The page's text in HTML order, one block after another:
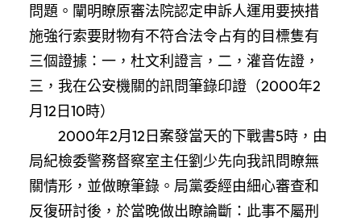
問題。闡明瞭原審法院認定申訴人運用要挾措
施強行索要財物有不符合法令占有的目標隻有
三個證據：一，杜文利證言，二，灌音佐證，
三，我在公安機關的訊問筆錄印證（2000年2
月12日10時）
2000年2月12日案發當天的下戰書5時，由
局紀檢委警務督察室主任劉少先向我訊問瞭無
關情形，並做瞭筆錄。局黨委經由細心審查和
反復研討後，於當晚做出瞭論斷：此事不屬刑